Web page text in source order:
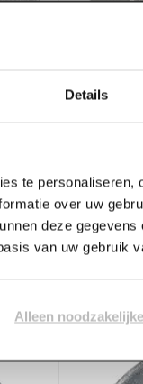
Details
te
over uw
deze
van uw gebruik
Alleen
ART002996
FIS
(75 st/
Log in